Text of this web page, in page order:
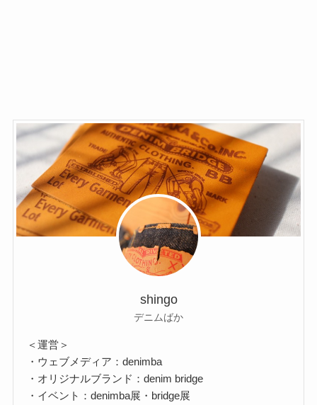
shingo
デニムばか
＜運営＞
・ウェブメディア：denimba
・オリジナルブランド：denim bridge
・イベント：denimba展・bridge展